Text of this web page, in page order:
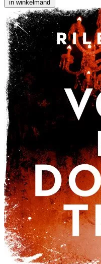
in winkelmand